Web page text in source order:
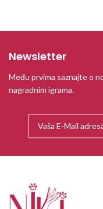
Newsletter
Među prvima saznajte o
nagradnim igrama.